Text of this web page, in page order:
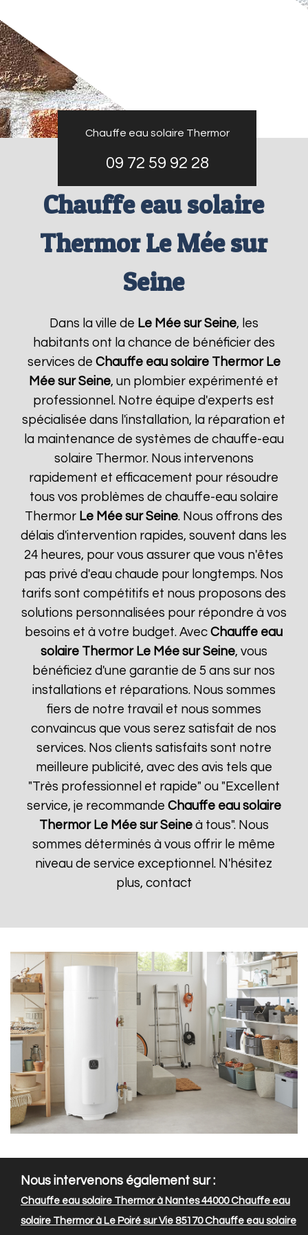
Chauffe eau solaire Thermor
09 72 59 92 28
Chauffe eau solaire
Thermor Le Mée sur
Seine
Dans la ville de Le Mée sur Seine, les
habitants ont la chance de bénéficier des
services de Chauffe eau solaire Thermor Le
Mée sur Seine, un plombier expérimenté et
professionnel. Notre équipe d'experts est
spécialisée dans l'installation, la réparation et
la maintenance de systèmes de chauffe-eau
solaire Thermor. Nous intervenons
rapidement et efficacement pour résoudre
tous vos problèmes de chauffe-eau solaire
Thermor Le Mée sur Seine. Nous offrons des
délais d'intervention rapides, souvent dans les
24 heures, pour vous assurer que vous n'êtes
pas privé d'eau chaude pour longtemps. Nos
tarifs sont compétitifs et nous proposons des
solutions personnalisées pour répondre à vos
besoins et à votre budget. AvecChauffe eau
solaire Thermor Le Mée sur Seine, vous
bénéficiez d'une garantie de 5 ans sur nos
installations et réparations. Nous sommes
fiers de notre travail et nous sommes
convaincus que vous serez satisfait de nos
services. Nos clients satisfaits sont notre
meilleure publicité, avec des avis tels que
"Très professionnel et rapide" ou "Excellent
service, je recommande Chauffe eau solaire
Thermor Le Mée sur Seineà tous". Nous
sommes déterminés à vous offrir le même
niveau de service exceptionnel. N'hésitez
plus, contact
Nous intervenons également sur :
Chauffe eau solaire Thermor à Nantes 44000Chauffe eau
solaire Thermor à Le Poiré sur Vie 85170Chauffe eau solaire